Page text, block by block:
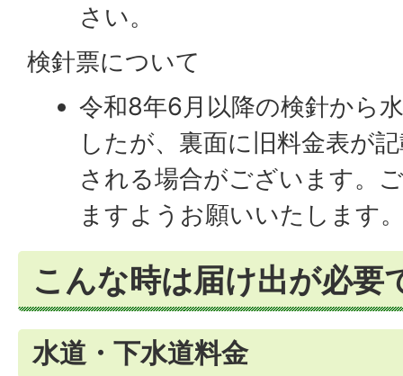
さい。
検針票について
令和8年6月以降の検針から
したが、裏面に旧料金表が
される場合がございます。
ますようお願いいたします
こんな時は届け出が必要
水道・下水道料金